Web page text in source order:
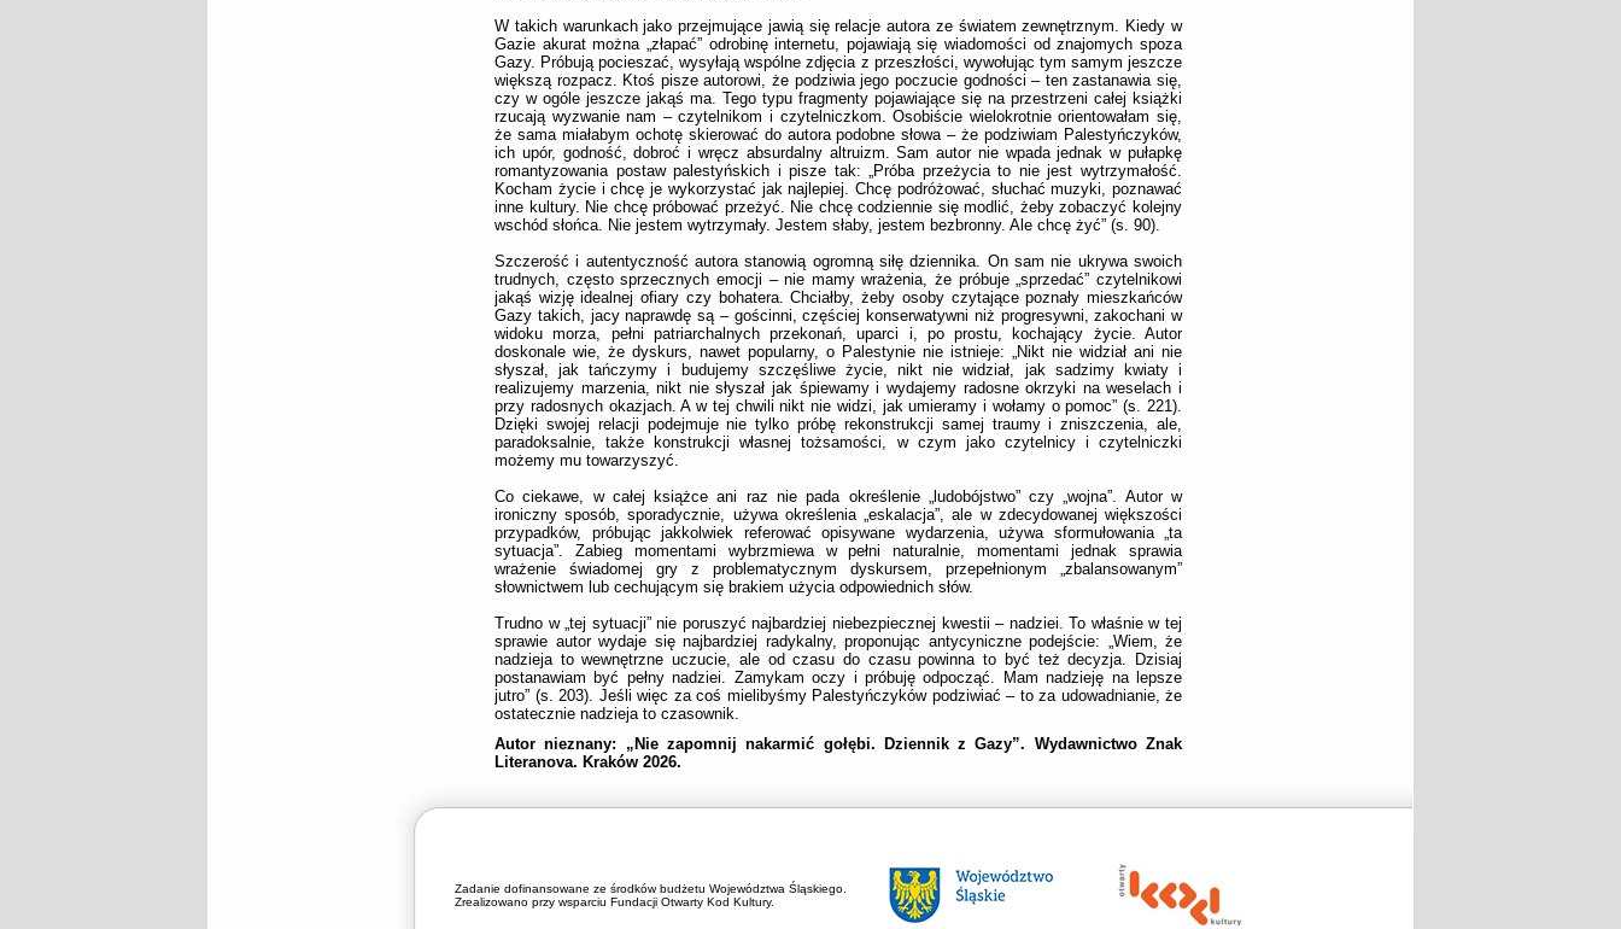
W takich warunkach jako przejmujące jawią się relacje autora ze światem zewnętrznym. Kiedy w
Gazie akurat można „złapać” odrobinę internetu, pojawiają się wiadomości od znajomych spoza
Gazy. Próbują pocieszać, wysyłają wspólne zdjęcia z przeszłości, wywołując tym samym jeszcze
większą rozpacz. Ktoś pisze autorowi, że podziwia jego poczucie godności – ten zastanawia się,
czy w ogóle jeszcze jakąś ma. Tego typu fragmenty pojawiające się na przestrzeni całej książki
rzucają wyzwanie nam – czytelnikom i czytelniczkom. Osobiście wielokrotnie orientowałam się,
że sama miałabym ochotę skierować do autora podobne słowa – że podziwiam Palestyńczyków,
ich upór, godność, dobroć i wręcz absurdalny altruizm. Sam autor nie wpada jednak w pułapkę
romantyzowania postaw palestyńskich i pisze tak: „Próba przeżycia to nie jest wytrzymałość.
Kocham życie i chcę je wykorzystać jak najlepiej. Chcę podróżować, słuchać muzyki, poznawać
inne kultury. Nie chcę próbować przeżyć. Nie chcę codziennie się modlić, żeby zobaczyć kolejny
wschód słońca. Nie jestem wytrzymały. Jestem słaby, jestem bezbronny. Ale chcę żyć” (s. 90).
Szczerość i autentyczność autora stanowią ogromną siłę dziennika. On sam nie ukrywa swoich
trudnych, często sprzecznych emocji – nie mamy wrażenia, że próbuje „sprzedać” czytelnikowi
jakąś wizję idealnej ofiary czy bohatera. Chciałby, żeby osoby czytające poznały mieszkańców
Gazy takich, jacy naprawdę są – gościnni, częściej konserwatywni niż progresywni, zakochani w
widoku morza, pełni patriarchalnych przekonań, uparci i, po prostu, kochający życie. Autor
doskonale wie, że dyskurs, nawet popularny, o Palestynie nie istnieje: „Nikt nie widział ani nie
słyszał, jak tańczymy i budujemy szczęśliwe życie, nikt nie widział, jak sadzimy kwiaty i
realizujemy marzenia, nikt nie słyszał jak śpiewamy i wydajemy radosne okrzyki na weselach i
przy radosnych okazjach. A w tej chwili nikt nie widzi, jak umieramy i wołamy o pomoc” (s. 221).
Dzięki swojej relacji podejmuje nie tylko próbę rekonstrukcji samej traumy i zniszczenia, ale,
paradoksalnie, także konstrukcji własnej tożsamości, w czym jako czytelnicy i czytelniczki
możemy mu towarzyszyć.
Co ciekawe, w całej książce ani raz nie pada określenie „ludobójstwo” czy „wojna”. Autor w
ironiczny sposób, sporadycznie, używa określenia „eskalacja”, ale w zdecydowanej większości
przypadków, próbując jakkolwiek referować opisywane wydarzenia, używa sformułowania „ta
sytuacja”. Zabieg momentami wybrzmiewa w pełni naturalnie, momentami jednak sprawia
wrażenie świadomej gry z problematycznym dyskursem, przepełnionym „zbalansowanym”
słownictwem lub cechującym się brakiem użycia odpowiednich słów.
Trudno w „tej sytuacji” nie poruszyć najbardziej niebezpiecznej kwestii – nadziei. To właśnie w tej
sprawie autor wydaje się najbardziej radykalny, proponując antycyniczne podejście: „Wiem, że
nadzieja to wewnętrzne uczucie, ale od czasu do czasu powinna to być też decyzja. Dzisiaj
postanawiam być pełny nadziei. Zamykam oczy i próbuję odpocząć. Mam nadzieję na lepsze
jutro” (s. 203). Jeśli więc za coś mielibyśmy Palestyńczyków podziwiać – to za udowadnianie, że
ostatecznie nadzieja to czasownik.
Autor nieznany: „Nie zapomnij nakarmić gołębi. Dziennik z Gazy”. Wydawnictwo Znak
Literanova. Kraków 2026.
Zadanie dofinansowane ze środków budżetu Województwa Śląskiego.
Zrealizowano przy wsparciu Fundacji Otwarty Kod Kultury.